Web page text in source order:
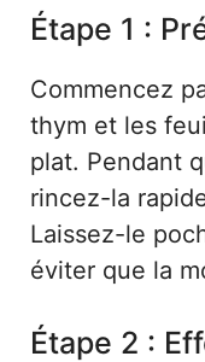
Étape 1 :
Commencez
thym et les
plat. Pendant
rincez-la
Laissez-le
éviter que la
Étape 2 :